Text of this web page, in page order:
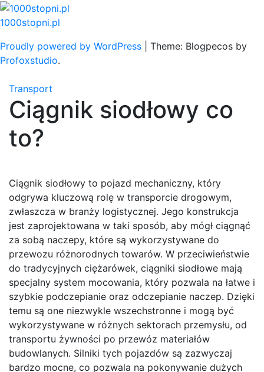
Skip
to
1000stopni.pl
Proudly powered by WordPress
Theme: Blogpecos by
Profoxstudio.
Transport
Ciągnik siodłowy co
to?
Ciągnik siodłowy to pojazd mechaniczny, który
odgrywa kluczową rolę w transporcie drogowym,
zwłaszcza w branży logistycznej. Jego konstrukcja
jest zaprojektowana w taki sposób, aby mógł ciągnąć
za sobą naczepy, które są wykorzystywane do
przewozu różnorodnych towarów. W przeciwieństwie
do tradycyjnych ciężarówek, ciągniki siodłowe mają
specjalny system mocowania, który pozwala na łatwe i
szybkie podczepianie oraz odczepianie naczep. Dzięki
temu są one niezwykle wszechstronne i mogą być
wykorzystywane w różnych sektorach przemysłu, od
transportu żywności po przewóz materiałów
budowlanych. Silniki tych pojazdów są zazwyczaj
bardzo mocne, co pozwala na pokonywanie dużych